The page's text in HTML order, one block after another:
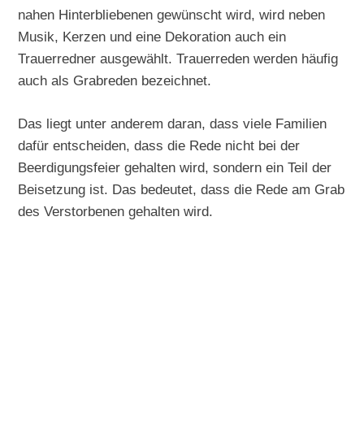
nahen Hinterbliebenen gewünscht wird, wird neben
Musik, Kerzen und eine Dekoration auch ein
Trauerredner ausgewählt. Trauerreden werden häufig
auch als Grabreden bezeichnet.
Das liegt unter anderem daran, dass viele Familien
dafür entscheiden, dass die Rede nicht bei der
Beerdigungsfeier gehalten wird, sondern ein Teil der
Beisetzung ist. Das bedeutet, dass die Rede am Grab
des Verstorbenen gehalten wird.